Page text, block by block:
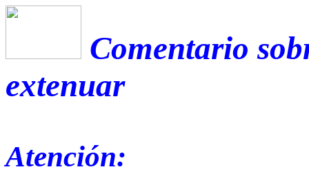
Comentario
extenuar
Atención: